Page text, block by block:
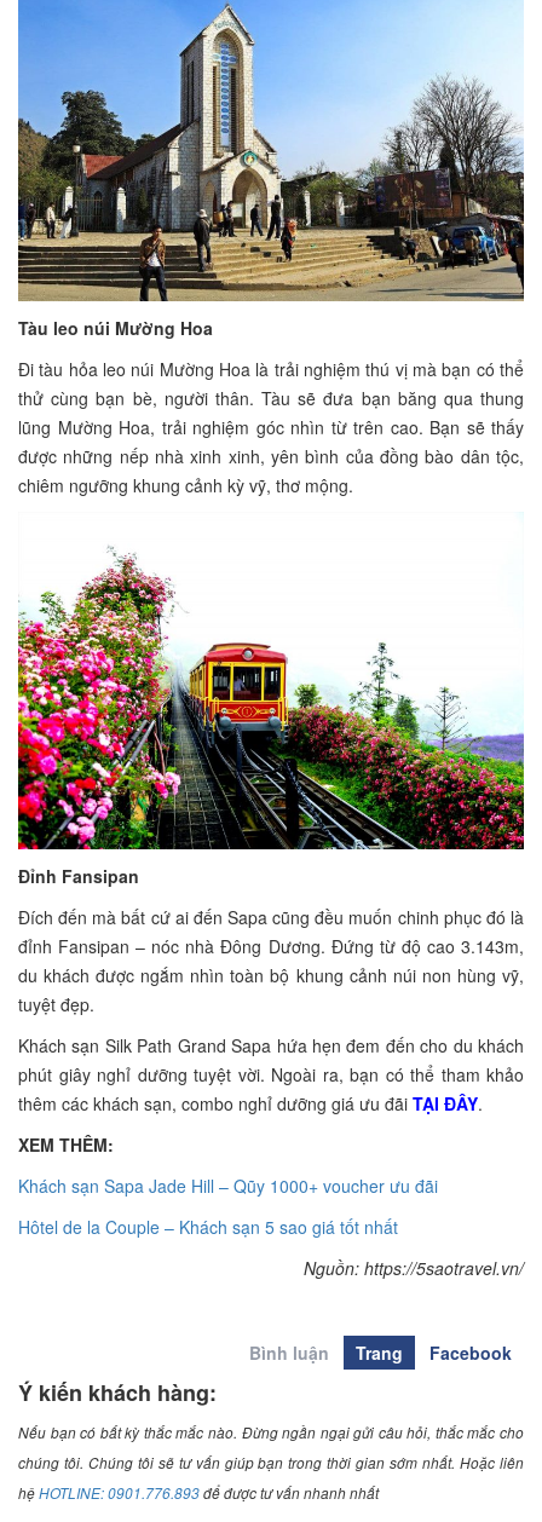
Tàu leo núi Mường Hoa
Đi tàu hỏa leo núi Mường Hoa là trải nghiệm thú vị mà bạn có thể
thử cùng bạn bè, người thân. Tàu sẽ đưa bạn băng qua thung
lũng Mường Hoa, trải nghiệm góc nhìn từ trên cao. Bạn sẽ thấy
được những nếp nhà xinh xinh, yên bình của đồng bào dân tộc,
chiêm ngưỡng khung cảnh kỳ vỹ, thơ mộng.
Đỉnh Fansipan
Đích đến mà bất cứ ai đến Sapa cũng đều muốn chinh phục đó là
đỉnh Fansipan – nóc nhà Đông Dương. Đứng từ độ cao 3.143m,
du khách được ngắm nhìn toàn bộ khung cảnh núi non hùng vỹ,
tuyệt đẹp.
Khách sạn Silk Path Grand Sapa hứa hẹn đem đến cho du khách
phút giây nghỉ dưỡng tuyệt vời. Ngoài ra, bạn có thể tham khảo
thêm các khách sạn, combo nghỉ dưỡng giá ưu đãi TẠI ĐÂY.
XEM THÊM:
Khách sạn Sapa Jade Hill – Qũy 1000+ voucher ưu đãi
Hôtel de la Couple – Khách sạn 5 sao giá tốt nhất
Nguồn: https://5saotravel.vn/
Bình luận Trang Facebook
Ý kiến khách hàng:
Nếu bạn có bất kỳ thắc mắc nào. Đừng ngần ngại gửi câu hỏi, thắc mắc cho
chúng tôi. Chúng tôi sẽ tư vấn giúp bạn trong thời gian sớm nhất. Hoặc liên
hệHOTLINE: 0901.776.893để được tư vấn nhanh nhất